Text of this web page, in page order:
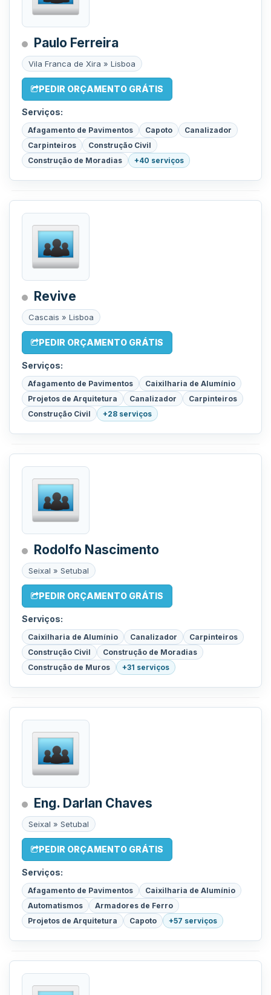
Paulo Ferreira
Vila Franca de Xira » Lisboa
PEDIR ORÇAMENTO GRÁTIS
Serviços:
Afagamento de Pavimentos Capoto
Canalizador
Carpinteiros
Construção Civil
Construção de Moradias
+40 serviços
Revive
Cascais » Lisboa
PEDIR ORÇAMENTO GRÁTIS
Serviços:
Afagamento de Pavimentos
Caixilharia de Alumínio
Projetos de Arquitetura
Canalizador
Carpinteiros
Construção Civil
+28 serviços
Rodolfo Nascimento
Seixal » Setubal
PEDIR ORÇAMENTO GRÁTIS
Serviços:
Caixilharia de Alumínio Canalizador
Carpinteiros
Construção Civil
Construção de Moradias
Construção de Muros
+31 serviços
Eng. Darlan Chaves
Seixal » Setubal
PEDIR ORÇAMENTO GRÁTIS
Serviços:
Afagamento de Pavimentos
Caixilharia de Alumínio
Automatismos
Armadores de Ferro
Projetos de Arquitetura
Capoto +57 serviços